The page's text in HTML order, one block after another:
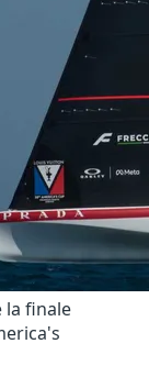
la finale